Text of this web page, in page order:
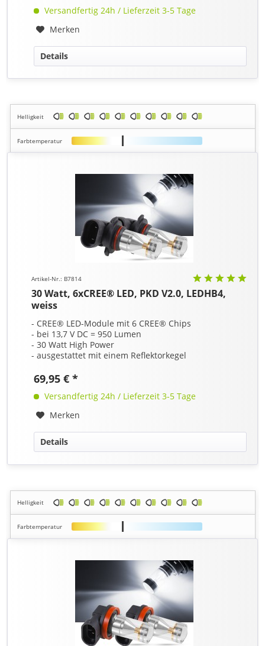
Versandfertig 24h / Lieferzeit 3-5 Tage
Merken
Details
Helligkeit
Farbtemperatur
Artikel-Nr.: B7814
30 Watt, 6xCREE® LED, PKD V2.0, LEDHB4,
weiss
- CREE® LED-Module mit 6 CREE® Chips
- bei 13,7 V DC = 950 Lumen
- 30 Watt High Power
- ausgestattet mit einem Reflektorkegel
69,95 € *
Versandfertig 24h / Lieferzeit 3-5 Tage
Merken
Details
Helligkeit
Farbtemperatur